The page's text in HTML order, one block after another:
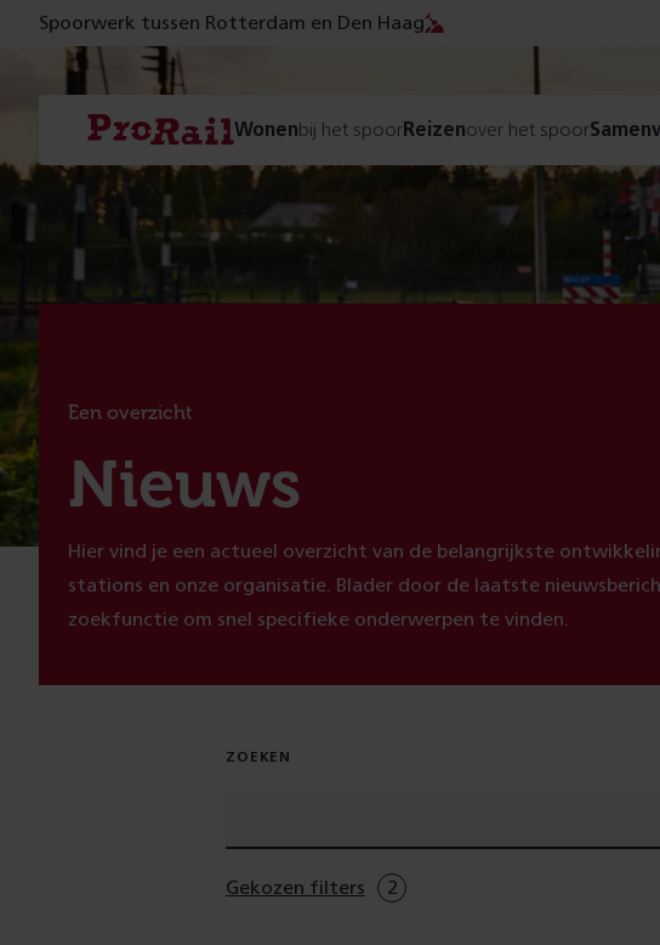
Spoorwerk tussen Rotterdam en Den Haag
Navigatie
Homepage
ProRail
Wonenbij het spoorReizenover het spoor
Een overzicht
:
Nieuws
Hier vind je een actueel overzicht van de belangrijkste
stations en onze organisatie. Blader door de laatste
zoekfunctie om snel specifieke onderwerpen te vinden.
ZOEKEN
Gekozen filters 2